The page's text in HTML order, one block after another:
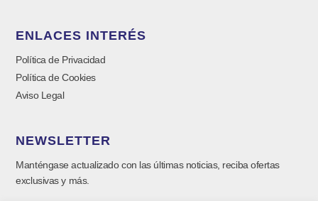
ENLACES INTERÉS
Política de Privacidad
Política de Cookies
Aviso Legal
NEWSLETTER
Manténgase actualizado con las últimas noticias, reciba ofertas
exclusivas y más.